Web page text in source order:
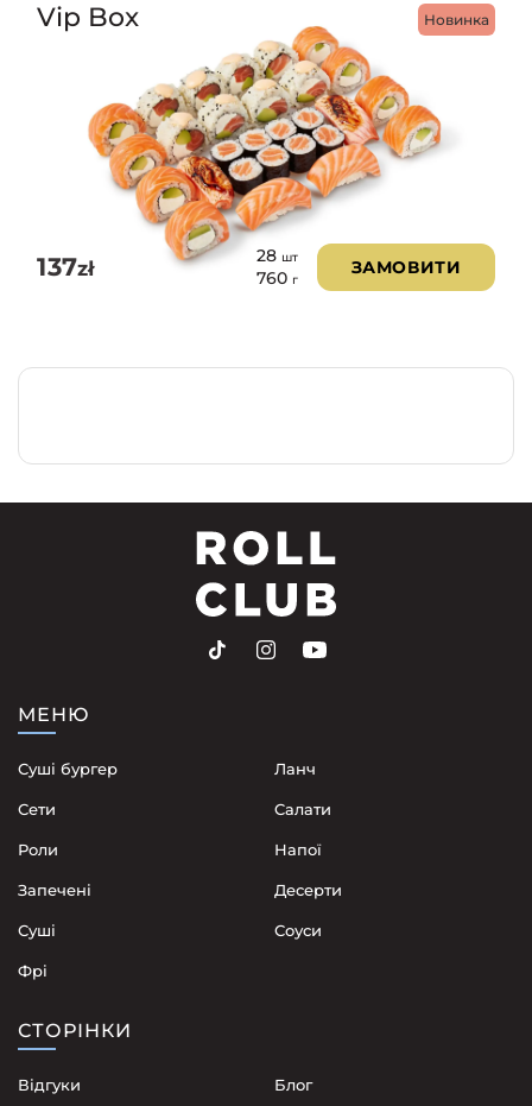
Новинка
Vip Box
137zł
28 шт
760 г
ЗАМОВИТИ
МЕНЮ
Суші бургер
Сети
Роли
Запечені
Суші
Фрі
Ланч
Cалати
Напої
Десерти
Соуси
СТОРІНКИ
Відгуки Блог